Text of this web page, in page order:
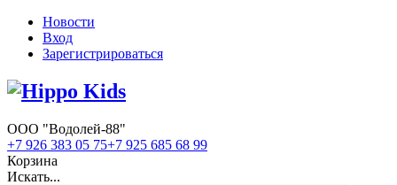
Новости
Вход
Зарегистрироваться
ООО "Водолей-88"
+7 926 383 05 75+7 925 685 68 99
Корзина
Искать...